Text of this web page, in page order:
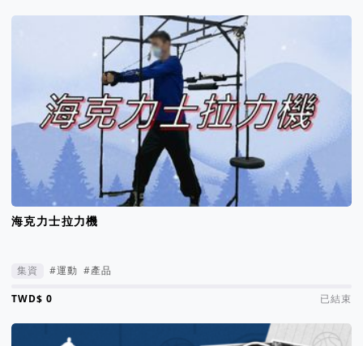
海克力士拉力機
集資 #運動 #產品
已結束